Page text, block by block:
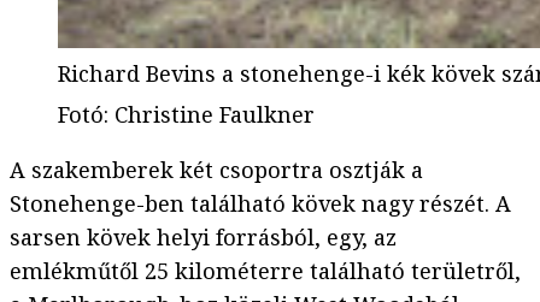
Richard Bevins a stonehenge-i kék kövek
Fotó: Christine Faulkner
A szakemberek két csoportra osztják a
Stonehenge-ben található kövek nagy részét. A
sarsen kövek helyi forrásból, egy, az
emlékműtől 25 kilométerre található területről,